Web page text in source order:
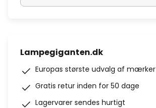
Lampegiganten.dk
Europas største udvalg af mærker
Gratis retur inden for 50 dage
Lagervarer sendes hurtigt